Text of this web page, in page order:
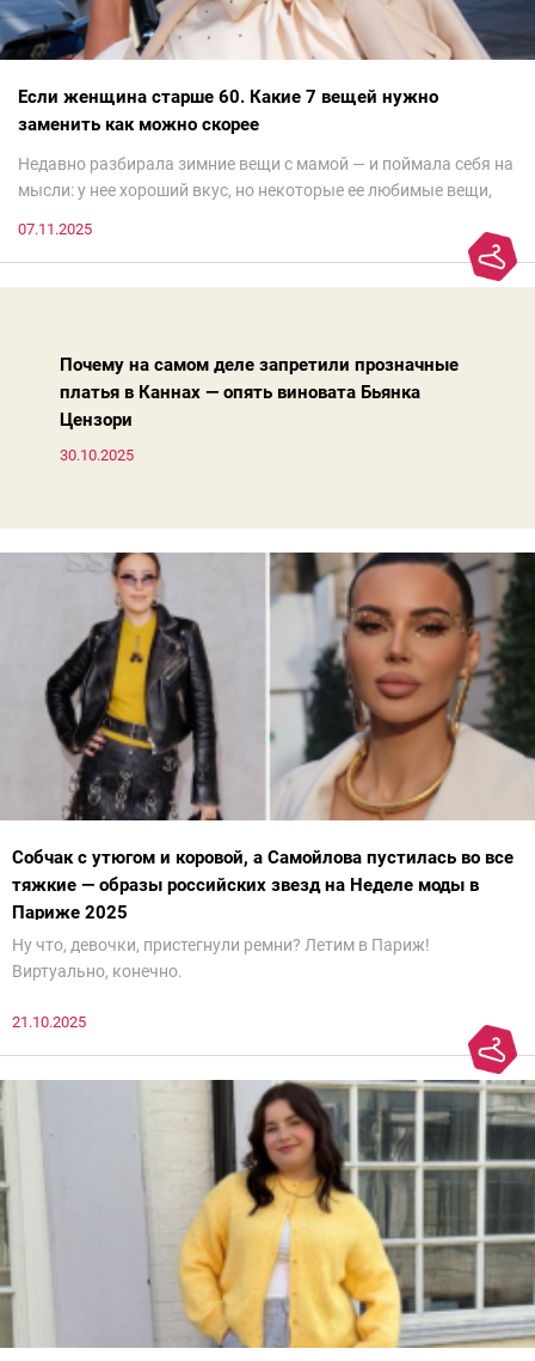
Если женщина старше 60. Какие 7 вещей нужно
заменить как можно скорее
Недавно разбирала зимние вещи с мамой — и поймала себя на
мысли: у нее хороший вкус, но некоторые ее любимые вещи,
добавляют ей лет.И проблема не в том, что они вышли из
моды. Вовсе нет.Проблема в том, что сама мода сделала шаг
07.11.2025
Почему на самом деле запретили прозначные
платья в Каннах — опять виновата Бьянка
Цензори
30.10.2025
Собчак с утюгом и коровой, а Самойлова пустилась во все
тяжкие — образы российских звезд на Неделе моды в
Париже 2025
Ну что, девочки, пристегнули ремни? Летим в Париж!
Виртуально, конечно.
21.10.2025